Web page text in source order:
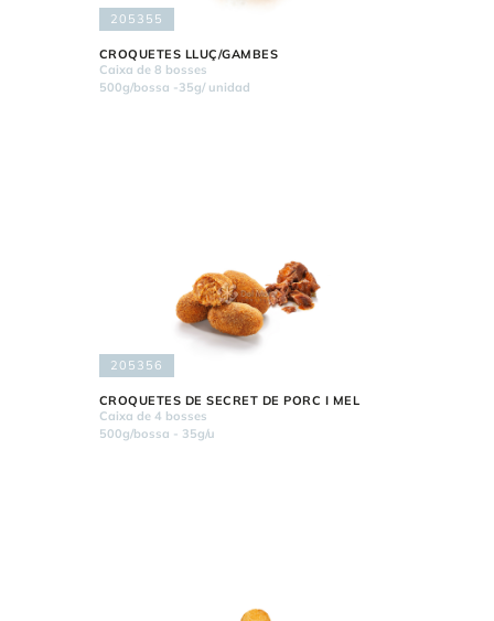
205355
CROQUETES LLUÇ/GAMBES
Caixa de 8 bosses
500g/bossa -35g/ unidad
205356
CROQUETES DE SECRET DE PORC I MEL
Caixa de 4 bosses
500g/bossa - 35g/u